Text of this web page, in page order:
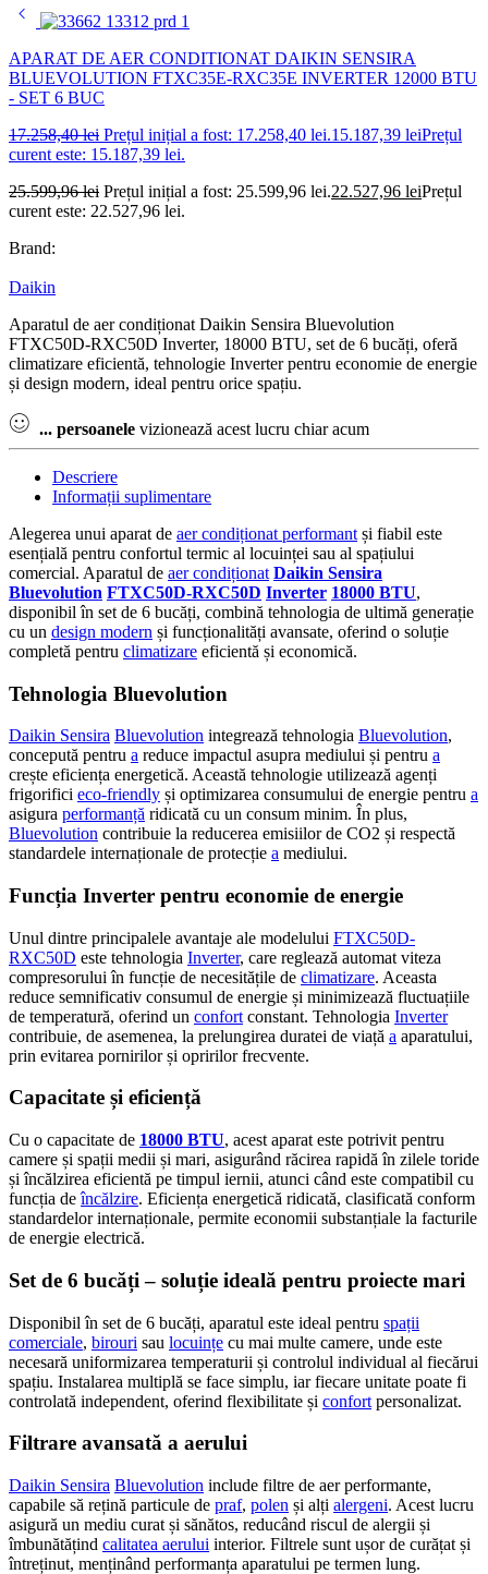
APARAT DE AER CONDITIONAT DAIKIN SENSIRA
BLUEVOLUTION FTXC35E-RXC35E INVERTER 12000 BTU
- SET 6 BUC
17.258,40lei Prețul inițial a fost: 17.258,40 lei.15.187,39 leiPrețul
curent este: 15.187,39 lei.
25.599,96lei Prețul inițial a fost: 25.599,96 lei.22.527,96 leiPrețul
curent este: 22.527,96 lei.
Brand:
Daikin
Aparatul de aer condiționat Daikin Sensira Bluevolution
FTXC50D-RXC50D Inverter, 18000 BTU, set de 6 bucăți, oferă
climatizare eficientă, tehnologie Inverter pentru economie de energie
și design modern, ideal pentru orice spațiu.
... persoanele vizionează acest lucru chiar acum
Descriere
Informații suplimentare
Alegerea unui aparat de aer condiționat performant și fiabil este
esențială pentru confortul termic al locuinței sau al spațiului
comercial. Aparatul de aer condiționat Daikin Sensira
Bluevolution FTXC50D-RXC50D Inverter 18000 BTU,
disponibil în set de 6 bucăți, combină tehnologia de ultimă generație
cu un design modern și funcționalități avansate, oferind o soluție
completă pentru climatizare eficientă și economică.
Tehnologia Bluevolution
Daikin Sensira Bluevolution integrează tehnologia Bluevolution,
concepută pentru a reduce impactul asupra mediului și pentru a
crește eficiența energetică. Această tehnologie utilizează agenți
frigorifici eco-friendly și optimizarea consumului de energie pentru a
asigura performanță ridicată cu un consum minim. În plus,
Bluevolution contribuie la reducerea emisiilor de CO2 și respectă
standardele internaționale de protecție a mediului.
Funcția Inverter pentru economie de energie
Unul dintre principalele avantaje ale modelului FTXC50D-
RXC50D este tehnologia Inverter, care reglează automat viteza
compresorului în funcție de necesitățile de climatizare. Aceasta
reduce semnificativ consumul de energie și minimizează fluctuațiile
de temperatură, oferind un confort constant. Tehnologia Inverter
contribuie, de asemenea, la prelungirea duratei de viață a aparatului,
prin evitarea pornirilor și opririlor frecvente.
Capacitate și eficiență
Cu o capacitate de 18000 BTU, acest aparat este potrivit pentru
camere și spații medii și mari, asigurând răcirea rapidă în zilele toride
și încălzirea eficientă pe timpul iernii, atunci când este compatibil cu
funcția deîncălzire. Eficiența energetică ridicată, clasificată conform
standardelor internaționale, permite economii substanțiale la facturile
de energie electrică.
Set de 6 bucăți – soluție ideală pentru proiecte mari
Disponibil în set de 6 bucăți, aparatul este ideal pentru spații
comerciale, birouri sau locuințe cu mai multe camere, unde este
necesară uniformizarea temperaturii și controlul individual al fiecărui
spațiu. Instalarea multiplă se face simplu, iar fiecare unitate poate fi
controlată independent, oferind flexibilitate și confort personalizat.
Filtrare avansată a aerului
Daikin Sensira Bluevolution include filtre de aer performante,
capabile să rețină particule de praf, polen și alți alergeni. Acest lucru
asigură un mediu curat și sănătos, reducând riscul de alergii și
îmbunătățind calitatea aerului interior. Filtrele sunt ușor de curățat și
întreținut, menținând performanța aparatului pe termen lung.